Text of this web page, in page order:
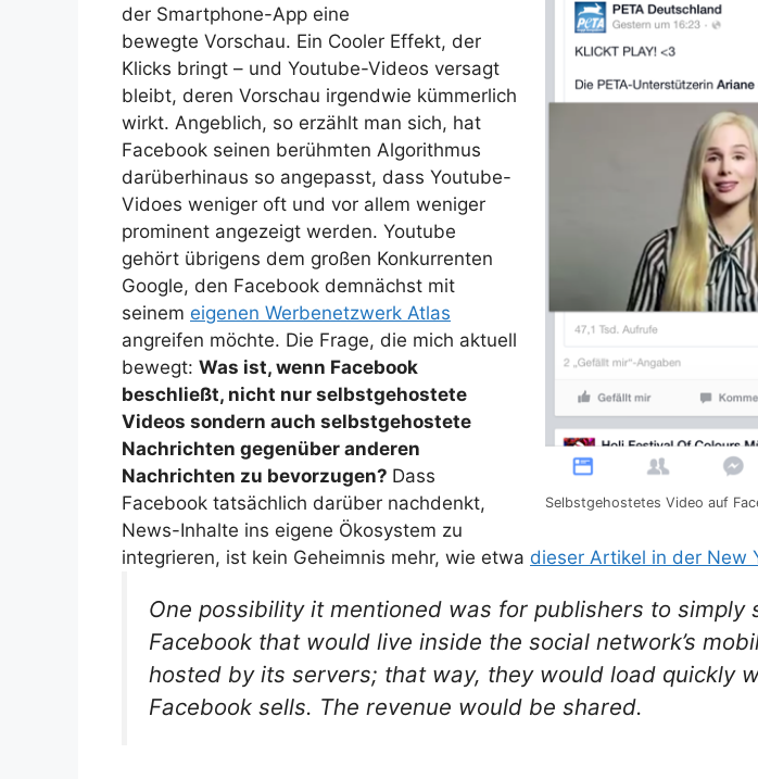
Selbstgehostetes Video auf
der Smartphone-App eine
bewegte Vorschau. Ein Cooler Effekt, der
Klicks bringt – und Youtube-Videos versagt
bleibt, deren Vorschau irgendwie kümmerlich
wirkt. Angeblich, so erzählt man sich, hat
Facebook seinen berühmten Algorithmus
darüberhinaus so angepasst, dass Youtube-
Vidoes weniger oft und vor allem weniger
prominent angezeigt werden. Youtube
gehört übrigens dem großen Konkurrenten
Google, den Facebook demnächst mit
seinem eigenen Werbenetzwerk Atlas
angreifen möchte. Die Frage, die mich aktuell
bewegt: Was ist, wenn Facebook
beschließt, nicht nur selbstgehostete
Videos sondern auch selbstgehostete
Nachrichten gegenüber anderen
Nachrichten zu bevorzugen? Dass
Facebook tatsächlich darüber nachdenkt,
News-Inhalte ins eigene Ökosystem zu
integrieren, ist kein Geheimnis mehr, wie etwa dieser Artikel in der New
One possibility it mentioned was for publishers to simply
Facebook that would live inside the social network’s
hosted by its servers; that way, they would load quickly
Facebook sells. The revenue would be shared.